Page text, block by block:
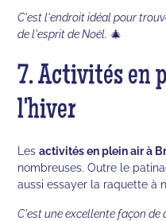
C'est l'endroit idéal pour
de l'esprit de Noël. 🎄
7. Activités en
l'hiver
Lesactivités en plein air à
nombreuses. Outre le
aussi essayer la raquette à
C'est une excellente façon